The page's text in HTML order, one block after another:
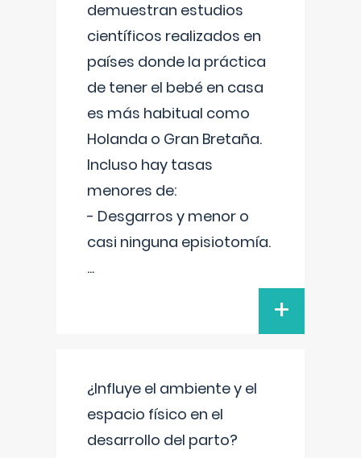
demuestran estudios
científicos realizados en
países donde la práctica
de tener el bebé en casa
es más habitual como
Holanda o Gran Bretaña.
Incluso hay tasas
menores de:
- Desgarros y menor o
casi ninguna episiotomía.
...
+
¿Influye el ambiente y el
espacio físico en el
desarrollo del parto?